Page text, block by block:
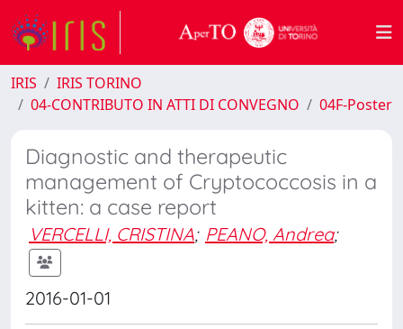
IRIS
IRIS TORINO
04-CONTRIBUTO IN ATTI DI CONVEGNO
04F-Poster
Diagnostic and therapeutic
management of Cryptococcosis in a
kitten: a case report
VERCELLI, CRISTINA; PEANO, Andrea;
2016-01-01